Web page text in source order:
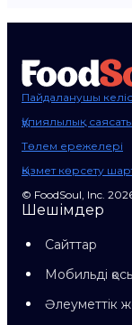
Пайдаланушы
Құпиялылық саясаты
Төлем ережелері
Қызмет көрсету
© FoodSoul, Inc.
Шешімдер
Сайттар
Мобильді
Әлеуметтік